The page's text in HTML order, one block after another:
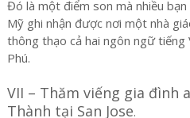
Đó là một điểm son mà nhiều
Mỹ ghi nhận được nơi một nhà
thông thạo cả hai ngôn ngữ tiếng
Phú.
VII – Thăm viếng gia đình
Thành tại San Jose.